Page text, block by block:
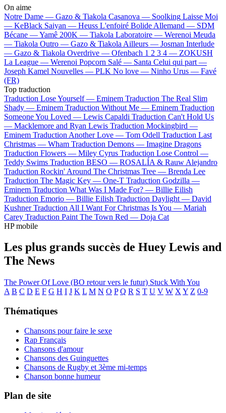
On aime
Notre Dame — Gazo & Tiakola Casanova — Soolking Laisse Moi
— KeBlack Saiyan — Heuss L'enfoiré Bolide Allemand — SDM
Bécane —Yamê 200K — Tiakola Laboratoire — Werenoi Meuda
— Tiakola Outro — Gazo & Tiakola Ailleurs — Josman Interlude
— Gazo & Tiakola Overdrive — Ofenbach 1 2 3 4 — ZOKUSH
La League — Werenoi Popcorn Salé — Santa Celui qui part —
Joseph Kamel Nouvelles — PLK No love — Ninho Urus — Favé
(FR)
Top traduction
Traduction Lose Yourself — Eminem Traduction The Real Slim
Shady — Eminem Traduction Without Me — Eminem Traduction
Someone You Loved — Lewis Capaldi Traduction Can't Hold Us
— Macklemore and Ryan Lewis Traduction Mockingbird —
Eminem Traduction Another Love — Tom Odell Traduction Last
Christmas — Wham Traduction Demons — Imagine Dragons
Traduction Flowers — Miley Cyrus Traduction Lose Control —
Teddy Swims Traduction BESO — ROSALÍA & Rauw Alejandro
Traduction Rockin' Around The Christmas Tree — Brenda Lee
Traduction The Magic Key — One-T Traduction Godzilla —
Eminem Traduction What Was I Made For? — Billie Eilish
Traduction Emorio — Billie Eilish Traduction Daylight — David
Kushner Traduction All I Want For Christmas Is You — Mariah
Carey Traduction Paint The Town Red — Doja Cat
HP mobile
Les plus grands succès de Huey Lewis and
The News
The Power Of Love (BO retour vers le futur) Stuck With You
A B C D E F G H I J K L M N O P Q R S T U V W X Y Z 0-9
Thématiques
Chansons pour faire le sexe
Rap Français
Chansons d'amour
Chansons des Guinguettes
Chansons de Rugby et 3ème mi-temps
Chanson bonne humeur
Plan de site